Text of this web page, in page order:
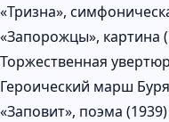
«Тризна»,
«Запорожцы», картина
Торжественная
Героический марш
«Заповит», поэма (1939)